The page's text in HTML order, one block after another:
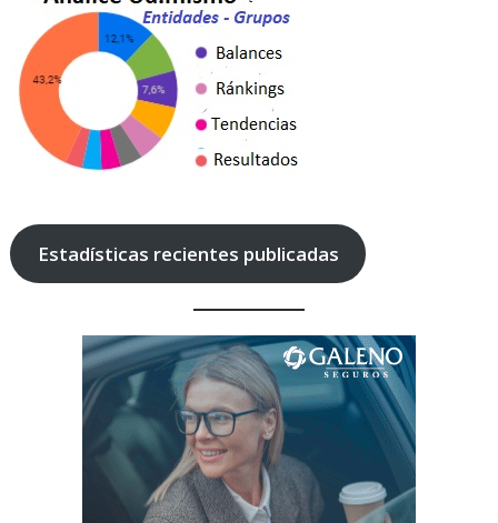
Estadísticas recientes publicadas